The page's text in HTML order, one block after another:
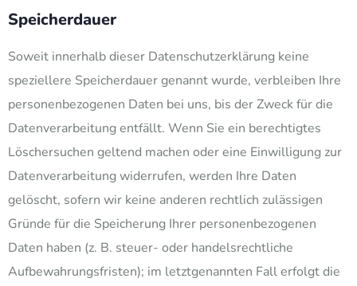
Speicherdauer
Soweit innerhalb dieser Datenschutzerklärung keine
speziellere Speicherdauer genannt wurde, verbleiben Ihre
personenbezogenen Daten bei uns, bis der Zweck für die
Datenverarbeitung entfällt. Wenn Sie ein berechtigtes
Löschersuchen geltend machen oder eine Einwilligung zur
Datenverarbeitung widerrufen, werden Ihre Daten
gelöscht, sofern wir keine anderen rechtlich zulässigen
Gründe für die Speicherung Ihrer personenbezogenen
Daten haben (z. B. steuer- oder handelsrechtliche
Aufbewahrungsfristen); im letztgenannten Fall erfolgt die